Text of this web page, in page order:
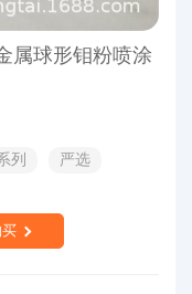
属球形钼粉喷涂
列
严选